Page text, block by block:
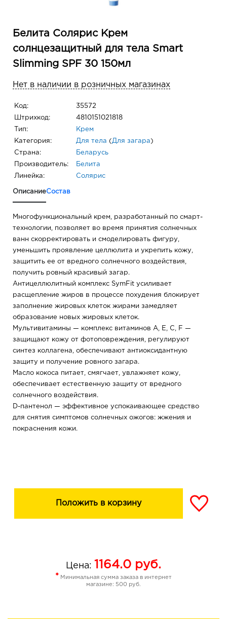
Белита Солярис Крем
солнцезащитный для тела Smart
Slimming SPF 30 150мл
Нет в наличии в розничных магазинах
Код: 35572
Штрихкод: 4810151021818
Тип: Крем
Категория: Для тела ( Для загара )
Страна: Беларусь
Производитель: Белита
Линейка: Солярис
ОписаниеСостав
Многофункциональный крем, разработанный по смарт-
технологии, позволяет во время принятия солнечных
ванн скорректировать и смоделировать фигуру,
уменьшить проявление целлюлита и укрепить кожу,
защитить ее от вредного солнечного воздействия,
получить ровный красивый загар.
Антицеллюлитный комплекс SymFit усиливает
расщепление жиров в процессе похудения блокирует
заполнение жировых клеток жирами замедляет
образование новых жировых клеток.
Мультивитамины — комплекс витаминов А, Е, С, F —
защищают кожу от фотоповреждения, регулируют
синтез коллагена, обеспечивают антиоксидантную
защиту и получение ровного загара.
Масло кокоса питает, смягчает, увлажняет кожу,
обеспечивает естественную защиту от вредного
солнечного воздействия.
D-пантенол — эффективное успокаивающее средство
для снятия симптомов солнечных ожогов: жжения и
покраснения кожи.
Положить в корзину
Цена: 1164.0 руб.
* Минимальная сумма заказа в интернет
магазине: 500 руб.